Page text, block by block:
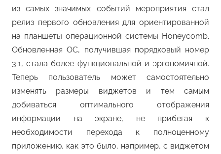
из самых значимых событий мероприятия стал
релиз первого обновления для ориентированной
на планшеты операционной системы Honeycomb.
Обновленная ОС, получившая порядковый номер
3.1, стала более функциональной и эргономичной.
Теперь пользователь может самостоятельно
изменять размеры виджетов и тем самым
добиваться оптимального отображения
информации на экране, не прибегая к
необходимости перехода к полноценному
приложению, как это было, например, с виджетом